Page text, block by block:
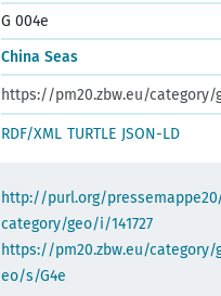
G 004e
China Seas
https://pm20.zbw.eu/category/
RDF/XML TURTLE JSON-LD
http://purl.org/
category/geo/i/141727
https://pm20.zbw.eu/category/
eo/s/G4e